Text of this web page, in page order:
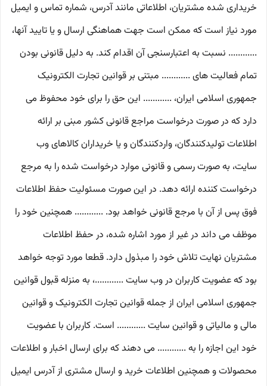
خریداری شده مشتریان، اطلاعاتی مانند آدرس، شماره تماس و ایمیل
مورد نیاز است که ممکن است جهت هماهنگی ارسال و یا تایید آنها،
............ نسبت به اعتبارسنجی آن اقدام کند. به دلیل قانونی بودن
تمام فعالیت های ............ مبتنی بر قوانین تجارت الکترونیک
جمهوری اسلامی ایران، ............ این حق را برای خود محفوظ می
دارد که در صورت درخواست مراجع قانونی کشور مبنی بر ارائه
اطلاعات تولیدکنندگان، واردکنندگان و یا خریداران کالاهای وب
سایت، به صورت رسمی و قانونی موارد درخواست شده را به مرجع
درخواست کننده ارائه دهد. در این صورت مسئولیت حفظ اطلاعات
فوق پس از آن با مرجع قانونی خواهد بود. ............ همچنین خود را
موظف می داند در غیر از مورد اشاره شده، در حفظ اطلاعات
مشتریان نهایت تلاش خود را مبذول دارد. قطعا مورد توجه خواهد
بود که عضویت کاربران در وب سایت ............، به منزله قبول قوانین
جمهوری اسلامی ایران از جمله قوانین تجارت الکترونیک و قوانین
مالی و مالیاتی و قوانین سایت ............ است. کاربران با عضویت
خود این اجازه را به ............ می دهند که برای ارسال اخبار و اطلاعات
محصولات و همچنین اطلاعات خرید و ارسال مشتری از آدرس ایمیل